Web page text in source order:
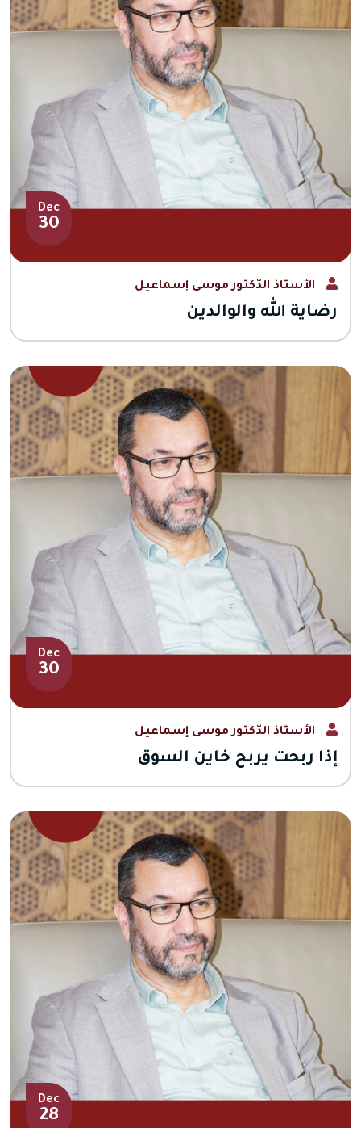
Dec
30
الأستاذ الدّكتور موسى إسماعيل
رضاية الله والوالدين
Dec
30
الأستاذ الدّكتور موسى إسماعيل
إذا ربحت يربح خاين السوق
Dec
28